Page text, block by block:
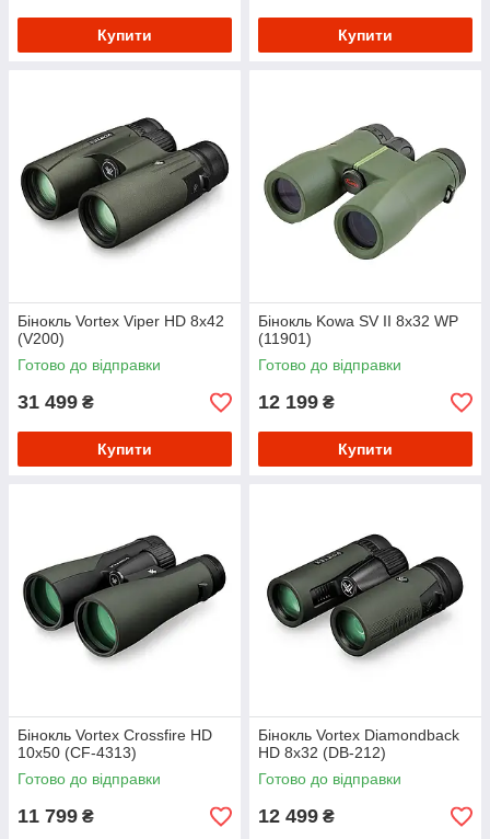
Купити Купити
Бінокль Vortex Viper HD 8x42
(V200)
Готово до відправки
31 499 ₴
Купити
Бінокль Kowa SV II 8x32 WP
(11901)
Готово до відправки
12 199 ₴
Купити
Бінокль Vortex Crossfire HD
10x50 (CF-4313)
Готово до відправки
11 799 ₴
Бінокль Vortex Diamondback
HD 8x32 (DB-212)
Готово до відправки
12 499 ₴